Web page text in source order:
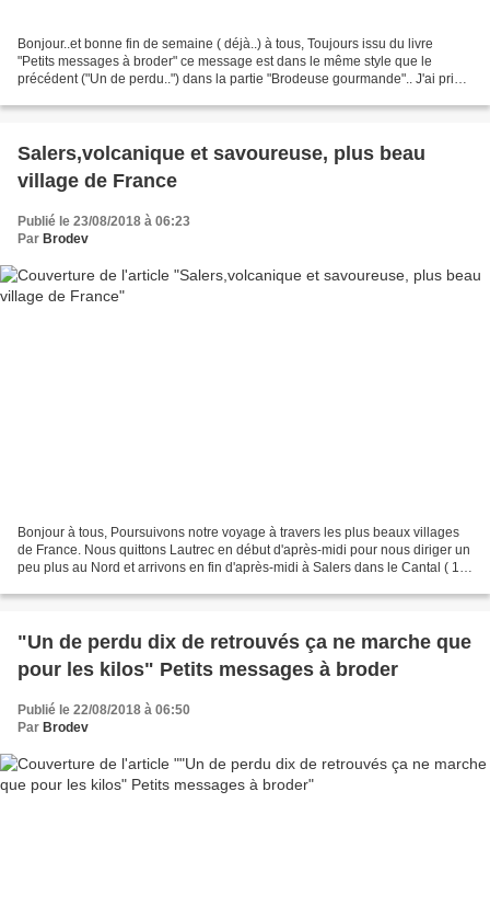
Bonjour..et bonne fin de semaine ( déjà..) à tous, Toujours issu du livre
"Petits messages à broder" ce message est dans le même style que le
précédent ("Un de perdu..") dans la partie "Brodeuse gourmande".. J'ai pris
Salers,volcanique et savoureuse, plus beau
village de France
Publié le 23/08/2018 à 06:23
Par Brodev
Bonjour à tous, Poursuivons notre voyage à travers les plus beaux villages
de France. Nous quittons Lautrec en début d'après-midi pour nous diriger un
peu plus au Nord et arrivons en fin d'après-midi à Salers dans le Cantal ( 15)
"Un de perdu dix de retrouvés ça ne marche que
pour les kilos" Petits messages à broder
Publié le 22/08/2018 à 06:50
Par Brodev